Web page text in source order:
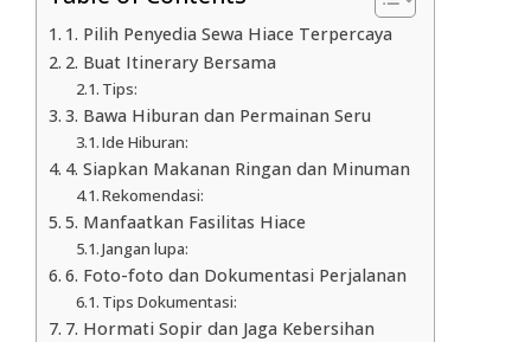
1. Pilih Penyedia Sewa Hiace Terpercaya
2. Buat Itinerary Bersama
Tips:
3. Bawa Hiburan dan Permainan Seru
Ide Hiburan:
4. Siapkan Makanan Ringan dan Minuman
Rekomendasi:
5. Manfaatkan Fasilitas Hiace
Jangan lupa:
6. Foto-foto dan Dokumentasi Perjalanan
Tips Dokumentasi:
7. Hormati Sopir dan Jaga Kebersihan